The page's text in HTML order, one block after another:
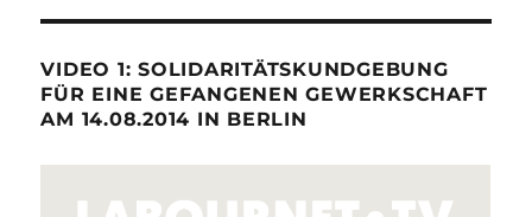
VIDEO 1: SOLIDARITÄTSKUNDGEBUNG
FÜR EINE GEFANGENEN GEWERKSCHAFT
AM 14.08.2014 IN BERLIN